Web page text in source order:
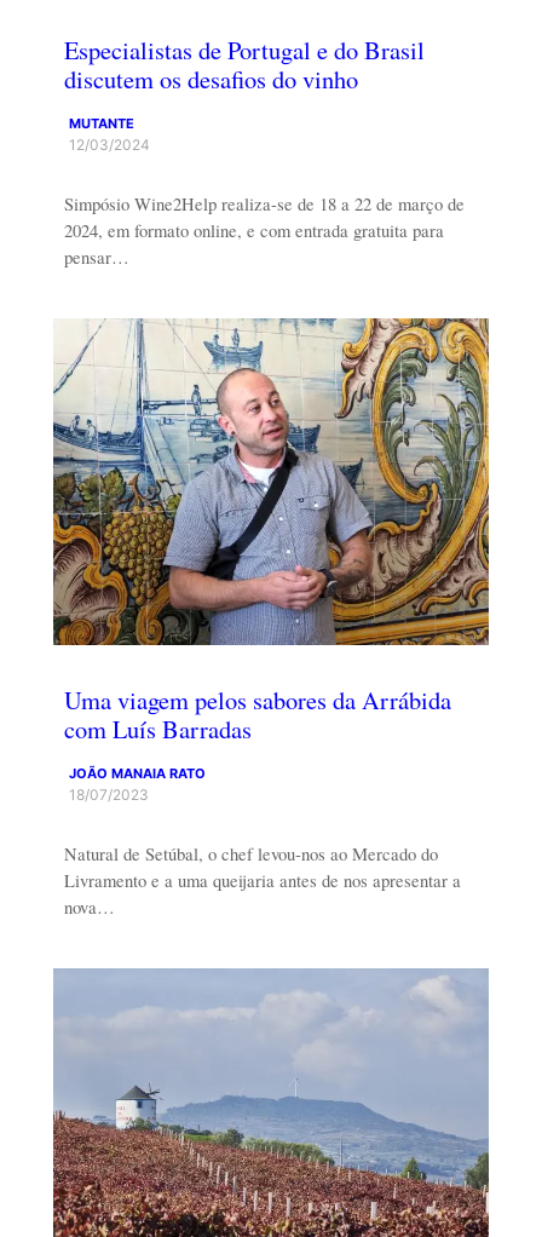
Especialistas de Portugal e do Brasil
discutem os desafios do vinho
MUTANTE
12/03/2024
Simpósio Wine2Help realiza-se de 18 a 22 de março de
2024, em formato online, e com entrada gratuita para
pensar…
Uma viagem pelos sabores da Arrábida
com Luís Barradas
JOÃO MANAIA RATO
18/07/2023
Natural de Setúbal, o chef levou-nos ao Mercado do
Livramento e a uma queijaria antes de nos apresentar a
nova…